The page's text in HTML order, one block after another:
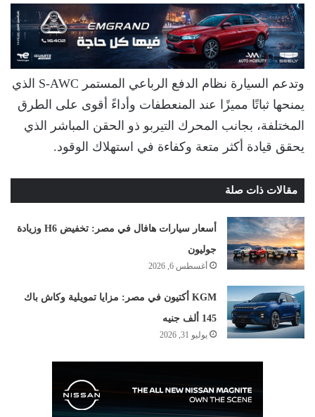
وتدعم السيارة نظام الدفع الرباعي المستمر S-AWC الذي
يمنحها ثباتًا مميزًا عند المنعطفات وأداءً أقوى على الطرق
المختلفة، بجانب المحرك التيربو ذو الحقن المباشر الذي
يحقق قيادة أكثر متعة وكفاءة في استهلاك الوقود.
مقالات ذات صلة
أسعار سيارات هافال في مصر: تخفيض H6 وزيادة
جوليون
أغسطس 6, 2026
KGM أكتيون في مصر: مزايا تمويلية وكاش باك
145 ألف جنيه
يوليو 31, 2026